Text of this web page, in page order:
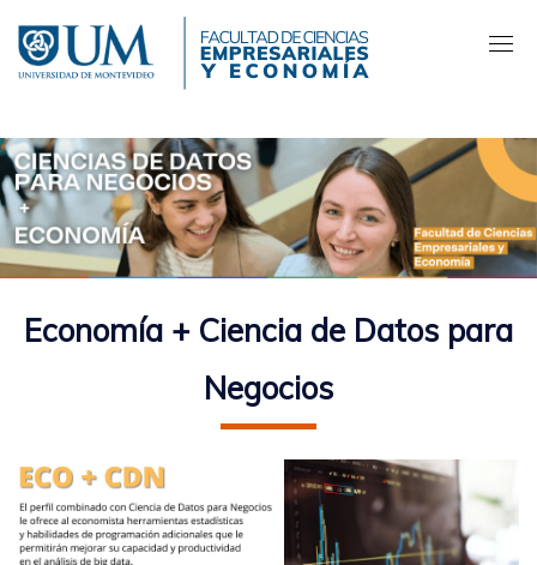
contenido
principal
Economía + Ciencia de Datos para
Negocios